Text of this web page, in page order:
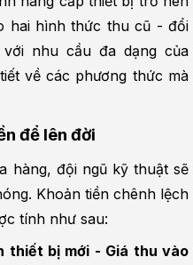
hai hình thức thu cũ - đổi
nhu cầu đa dạng của
về các phương thức mà
để lên đời
hàng, đội ngũ kỹ thuật sẽ
Khoản tiền chênh lệch
tính như sau:
thiết bị mới - Giá thu vào